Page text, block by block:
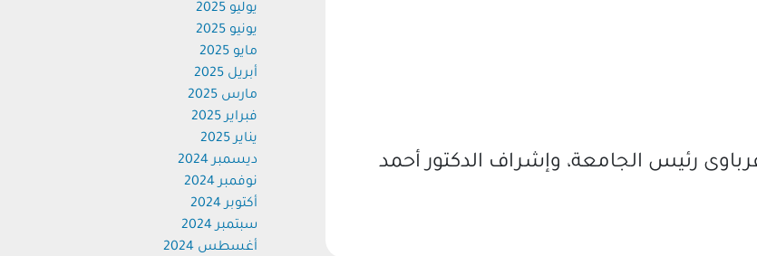
رئيس الجامعة، وإشراف الدكتور أحمد
يوليو 2025
يونيو 2025
مايو 2025
أبريل 2025
مارس 2025
فبراير 2025
يناير 2025
ديسمبر 2024
نوفمبر 2024
أكتوبر 2024
سبتمبر 2024
أغسطس 2024